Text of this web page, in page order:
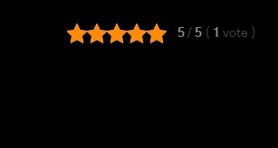
5 / 5 ( 1 vote )